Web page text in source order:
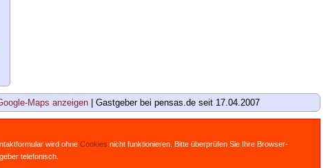
Maps anzeigen| Gastgeber bei pensas.de seit 17.04.2007
wird ohne Cookies nicht funktionieren. Bitte überprüfen Sie Ihre Browser-
telefonisch.